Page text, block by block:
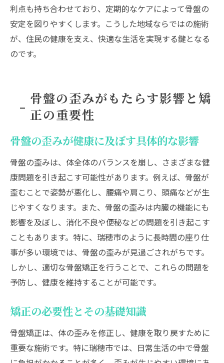
利点も持ち合わせており、定期的なケアによって骨盤の
安定を図りやすくします。こうした地域ならではの施術
が、住民の健康を支え、快適な生活を実現する鍵となる
のです。
骨盤の歪みがもたらす影響と矯
正の重要性
骨盤の歪みが健康に及ぼす具体的な影響
骨盤の歪みは、体全体のバランスを崩し、さまざまな健
康問題を引き起こす可能性があります。例えば、骨盤が
歪むことで姿勢が悪化し、腰痛や肩こり、頭痛などが生
じやすくなります。また、骨盤の歪みは内臓の機能にも
影響を及ぼし、消化不良や便秘などの問題を引き起こす
こともあります。特に、瑞穂市のように長時間の座り仕
事が多い環境では、骨盤の歪みが見過ごされがちです。
しかし、適切な骨盤矯正を行うことで、これらの問題を
予防し、健康を維持することが可能です。
矯正の必要性とその基礎知識
骨盤矯正は、体の歪みを修正し、健康を取り戻すために
重要な施術です。特に瑞穂市では、日常生活の中で骨盤